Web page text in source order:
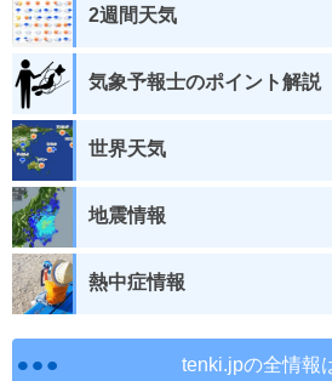
2週間天気
気象予報士のポイント解説
世界天気
地震情報
熱中症情報
tenki.jpの全情報